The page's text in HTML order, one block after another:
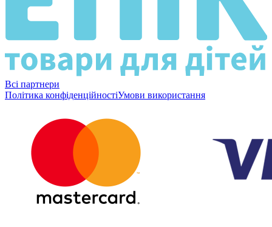
Всі партнери
Політика конфіденційностіУмови використання